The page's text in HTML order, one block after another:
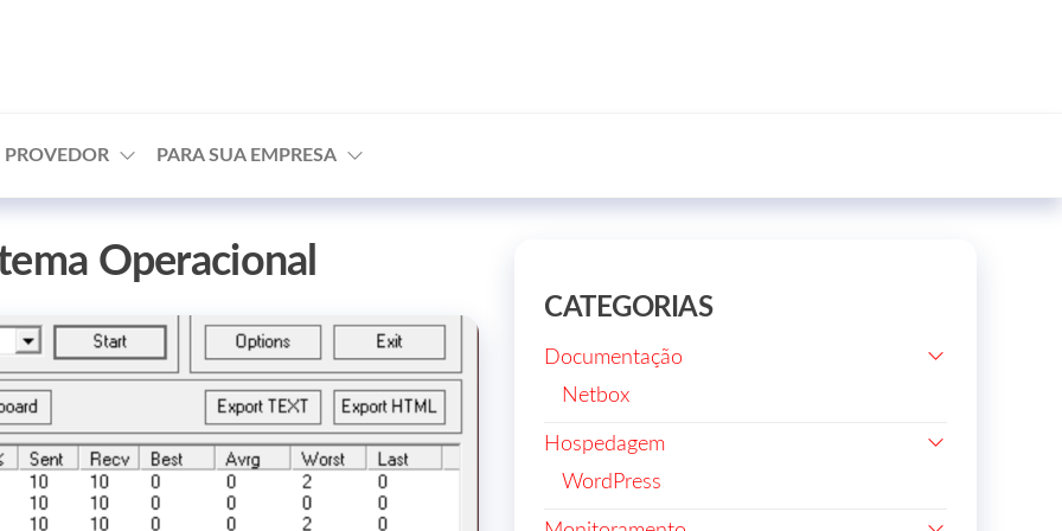
PROVEDOR PARA SUA EMPRESA
Operacional
CATEGORIAS
Documentação
Netbox
Hospedagem
WordPress